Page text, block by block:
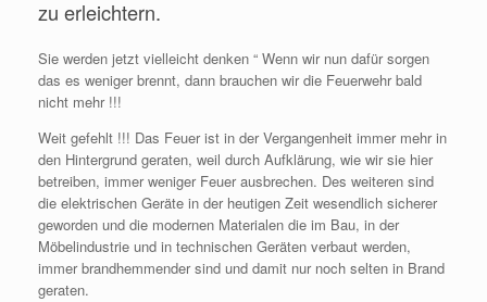
zu erleichtern.
Sie werden jetzt vielleicht denken “ Wenn wir nun dafür sorgen
das es weniger brennt, dann brauchen wir die Feuerwehr bald
nicht mehr !!!
Weit gefehlt !!! Das Feuer ist in der Vergangenheit immer mehr in
den Hintergrund geraten, weil durch Aufklärung, wie wir sie hier
betreiben, immer weniger Feuer ausbrechen. Des weiteren sind
die elektrischen Geräte in der heutigen Zeit wesendlich sicherer
geworden und die modernen Materialen die im Bau, in der
Möbelindustrie und in technischen Geräten verbaut werden,
immer brandhemmender sind und damit nur noch selten in Brand
geraten.